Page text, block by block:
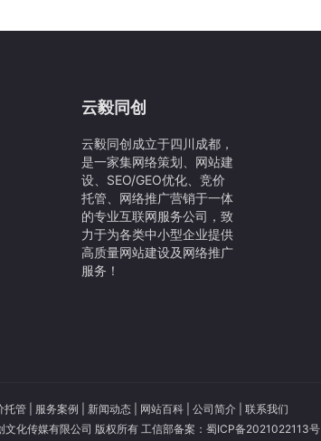
云毅同创
云毅同创成立于四川成都，
是一家集网络策划、网站建
设、SEO/GEO优化、竞价
托管、网络推广营销于一体
的专业互联网服务公司，致
力于为各类中小型企业提供
高质量网站建设及网络推广
服务！
托管 服务案例 新闻动态 网站百科 公司简介
联系我们
化传媒有限公司 版权所有 工信部备案： 蜀ICP备2021022113号